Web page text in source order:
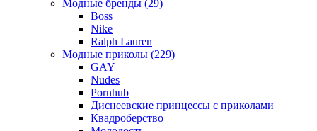
Модные бренды (29)
Boss
Nike
Ralph Lauren
Модные приколы (229)
GAY
Nudes
Pornhub
Диснеевские принцессы с приколами
Квадроберство